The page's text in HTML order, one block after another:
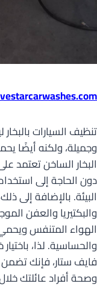
تنظيف السيارات
وجميلة، ولكنه أيضًا
البخار الساخن تعتمد
دون الحاجة إلى
البيئة. بالإضافة إلى
والبكتيريا والعفن
الهواء المتنفس
والحساسية. لذا،
فايف ستار، فإنك
وصحة أفراد عائلتك